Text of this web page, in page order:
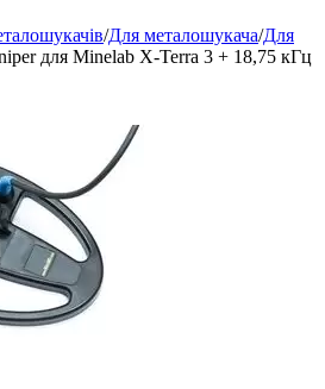
/Для металошукача/Для
для Minelab X-Terra 3 + 18,75 кГц